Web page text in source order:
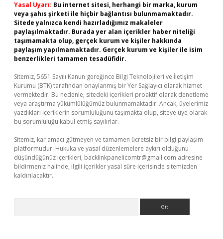
Yasal Uyarı: Bu internet sitesi, herhangi bir marka, kurum
veya şahıs şirketi ile hiçbir bağlantısı bulunmamaktadır.
Sitede yalnızca kendi hazırladığımız makaleler
paylaşılmaktadır. Burada yer alan içerikler haber niteliği
taşımamakta olup, gerçek kurum ve kişiler hakkında
paylaşım yapılmamaktadır. Gerçek kurum ve kişiler ile isim
benzerlikleri tamamen tesadüfidir.
Sitemiz, 5651 Sayılı Kanun gereğince Bilgi Teknolojileri ve İletişim
Kurumu (BTK) tarafından onaylanmış bir Yer Sağlayıcı olarak hizmet
vermektedir. Bu nedenle, sitedeki içerikleri proaktif olarak denetleme
veya araştırma yükümlülüğümüz bulunmamaktadır. Ancak, üyelerimiz
yazdıkları içeriklerin sorumluluğunu taşımakta olup, siteye üye olarak
bu sorumluluğu kabul etmiş sayılırlar.
Sitemiz, kar amacı gütmeyen ve tamamen ücretsiz bir bilgi paylaşım
platformudur. Hukuka ve yasal düzenlemelere aykırı olduğunu
düşündüğünüz içerikleri, backlinkpanelicomtr@gmail.com adresine
bildirmeniz halinde, ilgili içerikler yasal süre içerisinde sitemizden
kaldırılacaktır.